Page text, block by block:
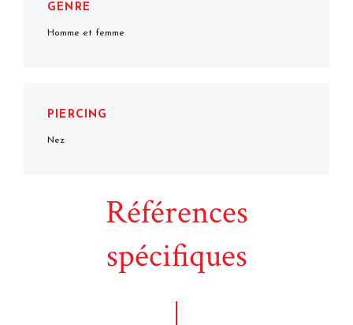
GENRE
Homme et femme
PIERCING
Nez
Références
spécifiques